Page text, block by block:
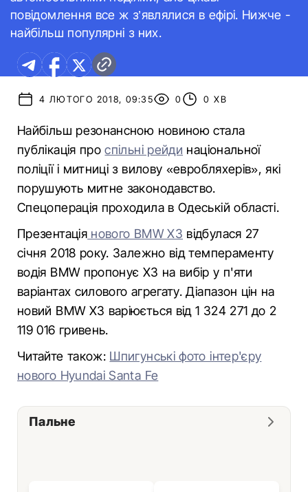
повідомлення все ж з’являлися в ефірі. Нижче -
найбільш популярні з них.
4 ЛЮТОГО 2018, 09:35 0 0 ХВ
Найбільш резонансною новиною стала
публікація проспільні рейди національної
поліції і митниці з вилову «евробляхерів», які
порушують митне законодавство.
Спецоперація проходила в Одеській області.
Презентаціянового BMW Х3 відбулася 27
січня 2018 року. Залежно від темпераменту
водія BMW пропонує Х3 на вибір у п'яти
варіантах силового агрегату. Діапазон цін на
новий BMW X3 варіюється від 1 324 271 до 2
119 016 гривень.
Читайте також: Шпигунські фото інтер'єру
нового Hyundai Santa Fe
Пальне